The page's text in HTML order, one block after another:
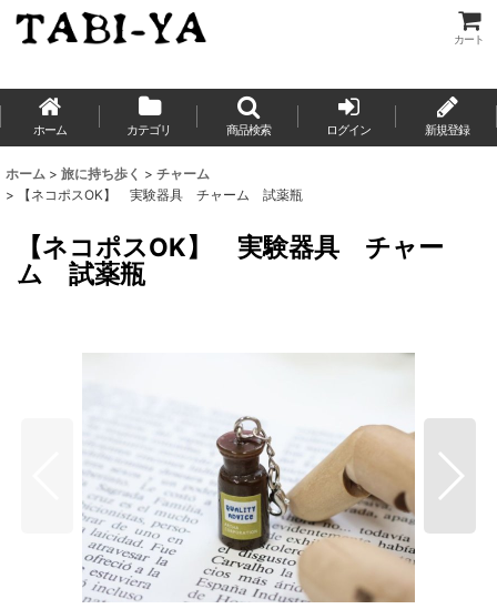
カート
ホーム カテゴリ 商品検索 ログイン 新規登録
ホーム > 旅に持ち歩く > チャーム
>
【ネコポスOK】 実験器具 チャーム 試薬瓶
【ネコポスOK】 実験器具 チャー
ム 試薬瓶